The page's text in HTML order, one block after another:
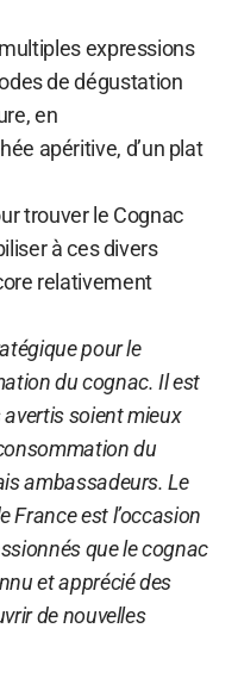
expressions
de dégustation
en
apéritive, d’un plat
trouver le Cognac
à ces divers
relativement
pour le
du cognac. Il est
soient mieux
du
ambassadeurs. Le
France est l’occasion
que le cognac
et apprécié des
de nouvelles